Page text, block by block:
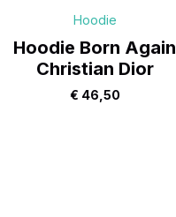
Hoodie
Hoodie Born Again
Christian Dior
€ 46,50